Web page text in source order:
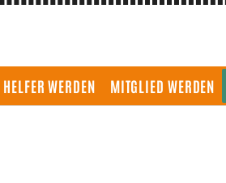
HELFER WERDEN MITGLIED WERDEN